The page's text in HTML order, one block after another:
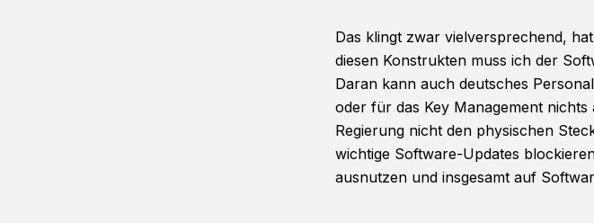
Das klingt zwar vielversprechend,
diesen Konstrukten muss ich der
Daran kann auch deutsches
oder für das Key Management nichts
Regierung nicht den physischen
wichtige Software-Updates
ausnutzen und insgesamt auf